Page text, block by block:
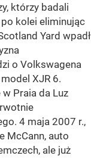
którzy badali
kolei eliminując
Yard wpadł
o Volkswagena
XJR 6.
Praia da Luz
4 maja 2007 r.,
McCann, auto
ale już